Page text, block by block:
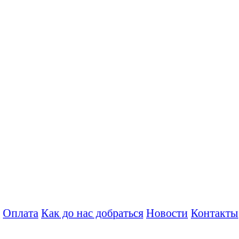
Оплата Как до нас добраться Новости Контакты